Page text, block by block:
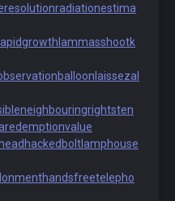
radiationestima
lammasshootk
laissezal
neighbouringrightsten
redemptionvalue
hackedboltlamphouse
handsfreetelepho